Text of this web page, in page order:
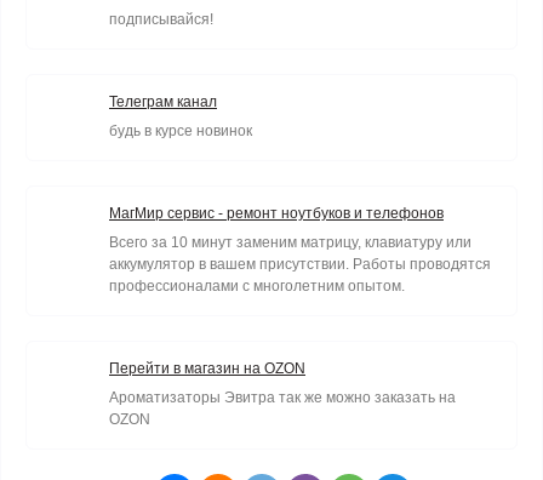
подписывайся!
Телеграм канал
будь в курсе новинок
МагМир сервис - ремонт ноутбуков и телефонов
Всего за 10 минут заменим матрицу, клавиатуру или
аккумулятор в вашем присутствии. Работы проводятся
профессионалами с многолетним опытом.
Перейти в магазин на OZON
Ароматизаторы Эвитра так же можно заказать на
OZON